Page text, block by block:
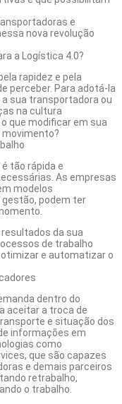
e
nova revolução
a Logística 4.0?
rapidez e pela
perceber. Para adotá-la
sua transportadora ou
na cultura
que modificar em sua
tão rápida e
As empresas
modelos
podem ter
da sua
de trabalho
e automatizar o
dentro do
aceitar a troca de
e situação dos
informações em
como
que são capazes
e demais parceiros
retrabalho,
o trabalho.